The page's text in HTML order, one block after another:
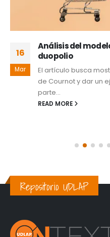
16
Mar
Análisis del
duopolio
El artículo busca
de Cournot y dar un
parte...
READ MORE
Repositorio UDLAP